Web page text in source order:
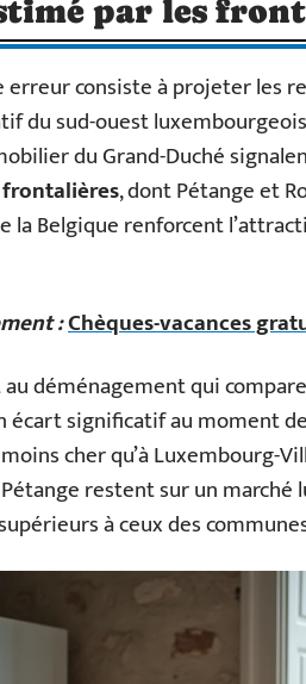
par les
erreur consiste à projeter les
du sud-ouest
du Grand-Duché
, dont Pétange et
la Belgique renforcent
:Chèques-vacances
déménagement qui
écart significatif au moment
cher qu’à Luxembourg-
restent sur un
à ceux des